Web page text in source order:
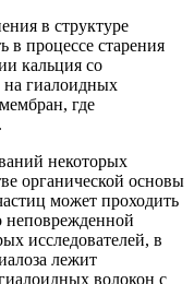
в структуре
в процессе старения
кальция со
гиалоидных
где
некоторых
органической основы
может проходить
неповрежденной
исследователей, в
лежит
волокон с